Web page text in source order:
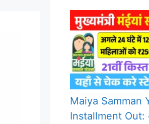
Maiya Samman
Installment Out: